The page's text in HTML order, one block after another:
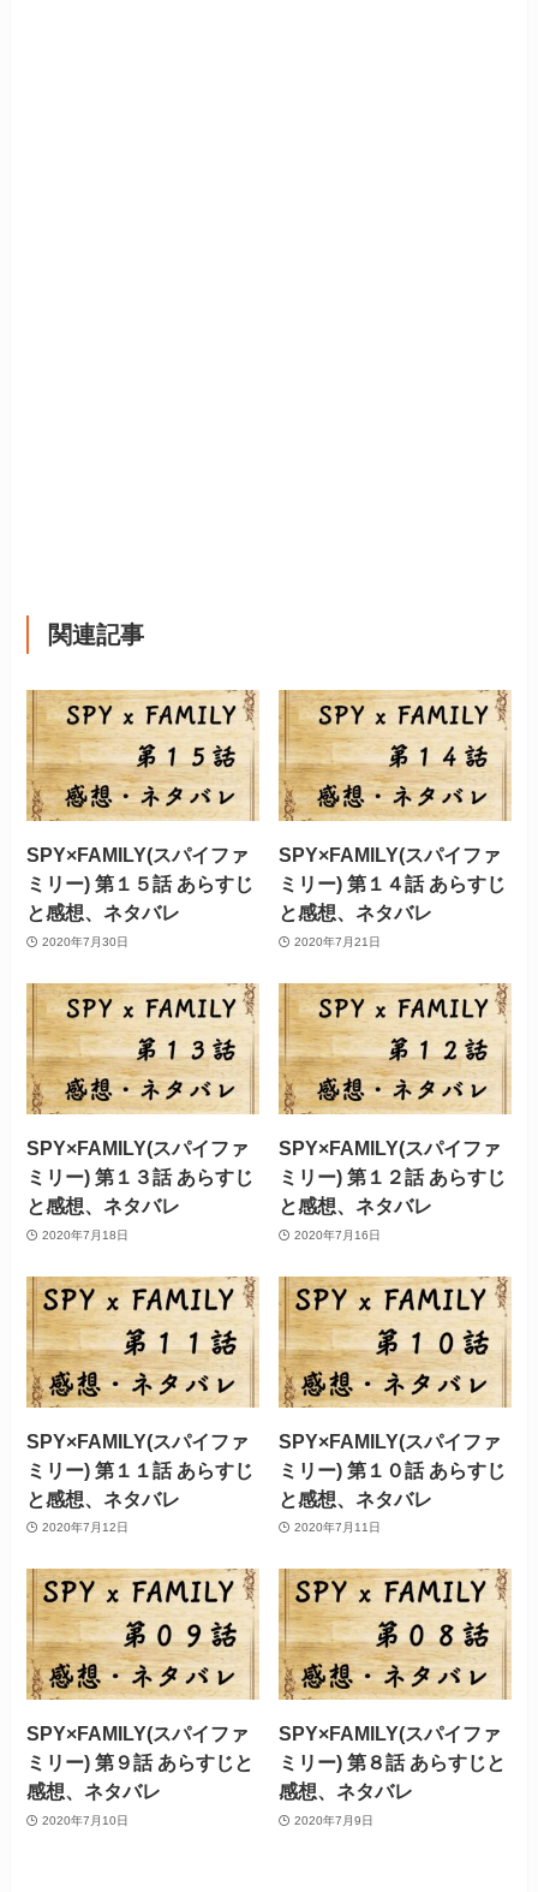
関連記事
SPY×FAMILY(スパイファ
ミリー) 第１５話 あらすじ
と感想、ネタバレ
2020年7月30日
SPY×FAMILY(スパイファ
ミリー) 第１４話 あらすじ
と感想、ネタバレ
2020年7月21日
SPY×FAMILY(スパイファ
ミリー) 第１３話 あらすじ
と感想、ネタバレ
2020年7月18日
SPY×FAMILY(スパイファ
ミリー) 第１２話 あらすじ
と感想、ネタバレ
2020年7月16日
SPY×FAMILY(スパイファ
ミリー) 第１１話 あらすじ
と感想、ネタバレ
2020年7月12日
SPY×FAMILY(スパイファ
ミリー) 第１０話 あらすじ
と感想、ネタバレ
2020年7月11日
SPY×FAMILY(スパイファ
ミリー) 第９話 あらすじと
感想、ネタバレ
2020年7月10日
SPY×FAMILY(スパイファ
ミリー) 第８話 あらすじと
感想、ネタバレ
2020年7月9日